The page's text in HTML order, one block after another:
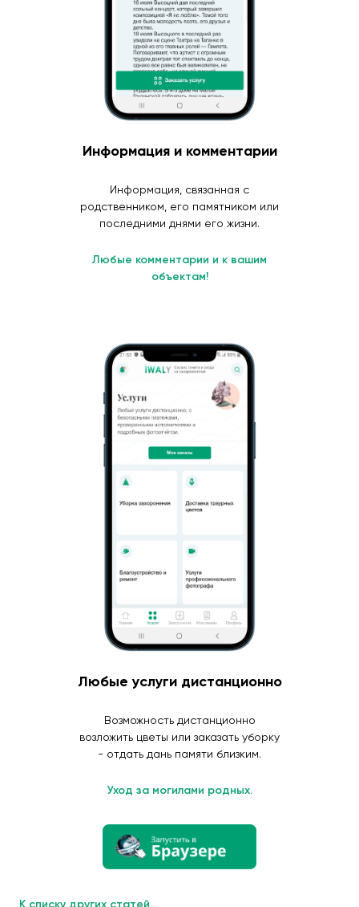
Информация и комментарии
Информация, связанная с
родственником, его памятником или
последними днями его жизни.
Любые комментарии и к вашим
объектам!
Любые услуги дистанционно
Возможность дистанционно
возложить цветы или заказать уборку
- отдать дань памяти близким.
Уход за могилами родных.
К списку других статей...